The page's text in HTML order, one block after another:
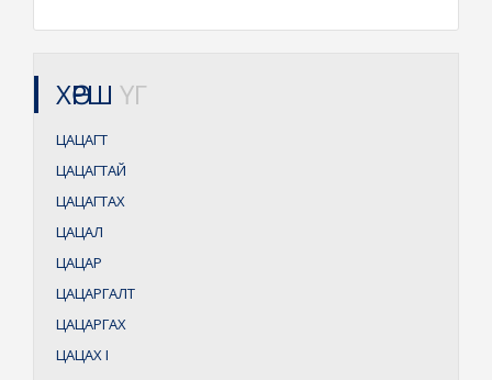
ХӨРШ ҮГ
ЦАЦАГТ
ЦАЦАГТАЙ
ЦАЦАГТАХ
ЦАЦАЛ
ЦАЦАР
ЦАЦАРГАЛТ
ЦАЦАРГАХ
ЦАЦАХI